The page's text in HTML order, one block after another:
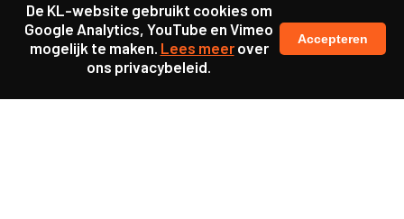
De KL-website gebruikt cookies om
Google Analytics, YouTube en Vimeo
mogelijk te maken. Lees meerover
ons privacybeleid.
Accepteren